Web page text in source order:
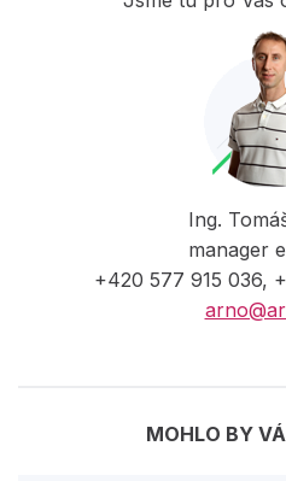
Ing.
manager
+420 577 915 036,
MOHLO BY